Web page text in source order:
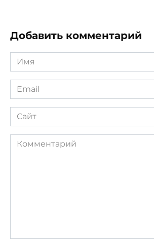
Добавить комментарий
Имя
*
Email
*
Сайт
Комментарий